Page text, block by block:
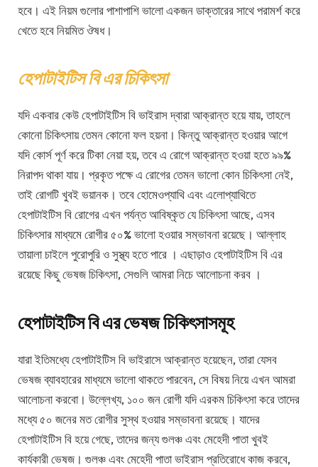
হবে। এই নিয়ম গুলোর পাশাপাশি ভালো একজন ডাক্তারের সাথে পরামর্শ করে
খেতে হবে নিয়মিত ঔষধ।
হেপাটাইটিস বি এর চিকিৎসা
যদি একবার কেউ হেপাটাইটিস বি ভাইরাস দ্বারা আক্রান্ত হয়ে যায়, তাহলে
কোনো চিকিৎসায় তেমন কোনো ফল হয়না। কিন্তু আক্রান্ত হওয়ার আগে
যদি কোর্স পূর্ণ করে টিকা নেয়া হয়, তবে এ রোগে আক্রান্ত হওয়া হতে ৯৯%
নিরাপদ থাকা যায়। প্রকৃত পক্ষে এ রোগের তেমন ভালো কোন চিকিৎসা নেই,
তাই রোগটি খুবই ভয়ানক। তবে হোমেওপ্যাথি এবং এলোপ্যাথিতে
হেপাটাইটিস বি রোগের এখন পর্যন্ত আবিষ্কৃত যে চিকিৎসা আছে, এসব
চিকিৎসার মাধ্যমে রোগীর ৫০% ভালো হওয়ার সম্ভাবনা রয়েছে। আল্লাহ
তায়ালা চাইলে পুরোপুরি ও সুস্থ্য হতে পারে । এছাড়াও হেপাটাইটিস বি এর
রয়েছে কিছু ভেষজ চিকিৎসা, সেগুলি আমরা নিচে আলোচনা করব ।
হেপাটাইটিস বি এর ভেষজ চিকিৎসাসমূহ
যারা ইতিমধ্যে হেপাটাইটিস বি ভাইরাসে আক্রান্ত হয়েছেন, তারা যেসব
ভেষজ ব্যাবহারের মাধ্যমে ভালো থাকতে পারবেন, সে বিষয় নিয়ে এখন আমরা
আলোচনা করবো। উল্লেখ্য, ১০০ জন রোগী যদি এরকম চিকিৎসা করে তাদের
মধ্যে ৫০ জনের মত রোগীর সুস্থ হওয়ার সম্ভাবনা রয়েছে। যাদের
হেপাটাইটিস বি হয়ে গেছে, তাদের জন্য গুলঞ্চ এবং মেহেদী পাতা খুবই
কার্যকারী ভেষজ। গুলঞ্চ এবং মেহেদী পাতা ভাইরাস প্রতিরোধে কাজ করবে,